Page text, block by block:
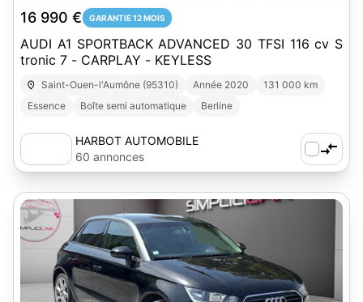
16 990 € GARANTIE 12 MOIS
AUDI A1 SPORTBACK ADVANCED 30 TFSI 116 cv S
tronic 7 - CARPLAY - KEYLESS
Saint-Ouen-l'Aumône (95310) Année 2020
131 000 km
Essence
Boîte semi automatique Berline
HARBOT AUTOMOBILE
60 annonces